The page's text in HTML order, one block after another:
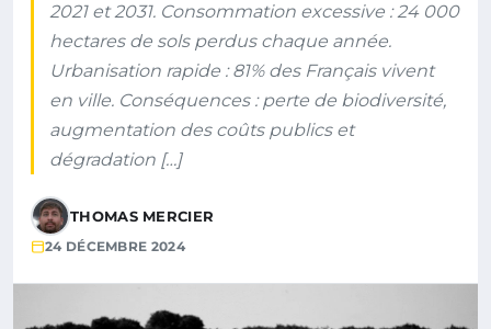
2021 et 2031. Consommation excessive : 24 000
hectares de sols perdus chaque année.
Urbanisation rapide : 81% des Français vivent
en ville. Conséquences : perte de biodiversité,
augmentation des coûts publics et
dégradation […]
THOMAS MERCIER
24 DÉCEMBRE 2024